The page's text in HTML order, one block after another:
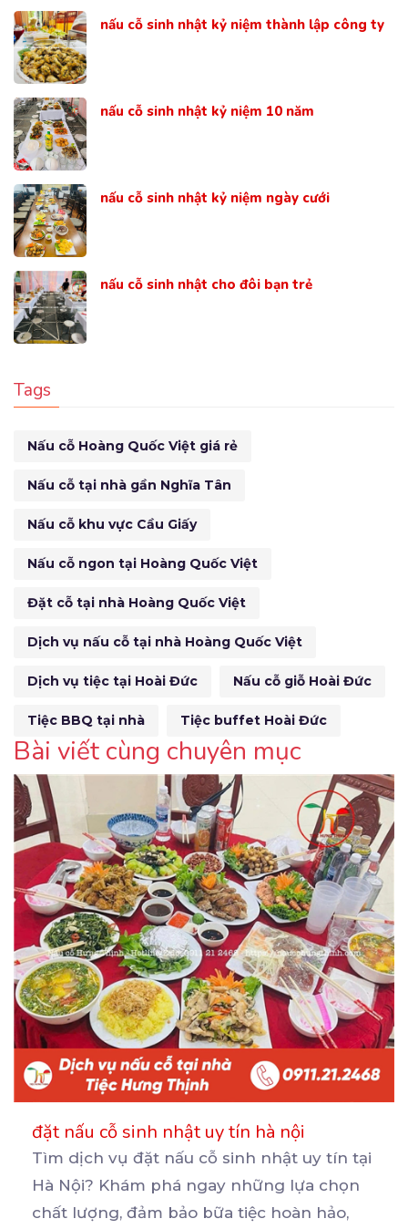
nấu cỗ sinh nhật kỷ niệm thành lập công ty
nấu cỗ sinh nhật kỷ niệm 10 năm
nấu cỗ sinh nhật kỷ niệm ngày cưới
nấu cỗ sinh nhật cho đôi bạn trẻ
Tags
Nấu cỗ Hoàng Quốc Việt giá rẻ
Nấu cỗ tại nhà gần Nghĩa Tân
Nấu cỗ khu vực Cầu Giấy
Nấu cỗ ngon tại Hoàng Quốc Việt
Đặt cỗ tại nhà Hoàng Quốc Việt
Dịch vụ nấu cỗ tại nhà Hoàng Quốc Việt
Dịch vụ tiệc tại Hoài Đức Nấu cỗ giỗ Hoài Đức
Tiệc BBQ tại nhà Tiệc buffet Hoài Đức
Bài viết cùng chuyên mục
đặt nấu cỗ sinh nhật uy tín hà nội
Tìm dịch vụ đặt nấu cỗ sinh nhật uy tín tại
Hà Nội? Khám phá ngay những lựa chọn
chất lượng, đảm bảo bữa tiệc hoàn hảo,